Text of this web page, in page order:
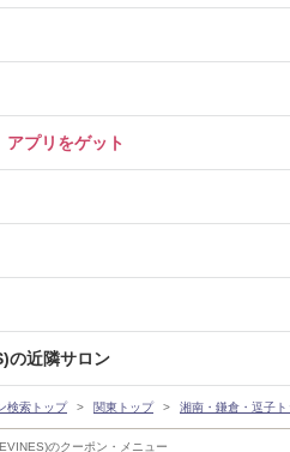
のクーポン・メニュー
プリをゲット
の近隣サロン
検索トップ 関東トップ 湘南・鎌倉・逗子ト